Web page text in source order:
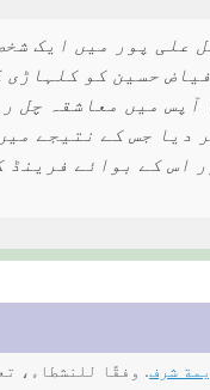
میں معاشقہ چل
جس کے نتیجے
اس کے بوائے
شرف. وفقًا للنشطاء،